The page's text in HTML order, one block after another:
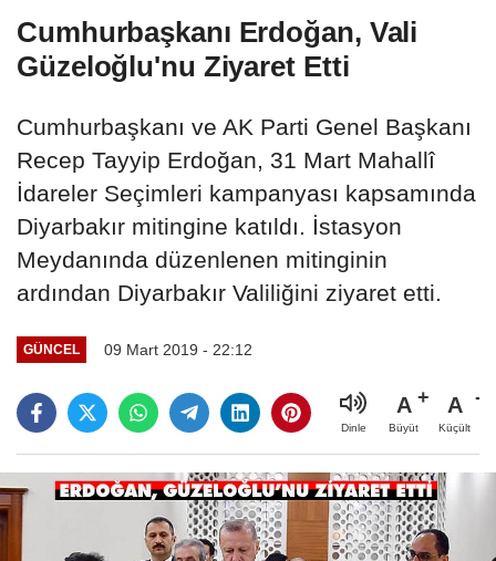
Cumhurbaşkanı Erdoğan, Vali
Güzeloğlu'nu Ziyaret Etti
Cumhurbaşkanı ve AK Parti Genel Başkanı
Recep Tayyip Erdoğan, 31 Mart Mahallî
İdareler Seçimleri kampanyası kapsamında
Diyarbakır mitingine katıldı. İstasyon
Meydanında düzenlenen mitinginin
ardından Diyarbakır Valiliğini ziyaret etti.
GÜNCEL 09 Mart 2019 - 22:12
Dinle
A
Büyüt
A
Küçült